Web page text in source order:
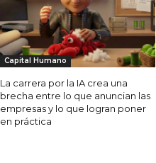
Capital Humano
La carrera por la IA crea una
brecha entre lo que anuncian las
empresas y lo que logran poner
en práctica